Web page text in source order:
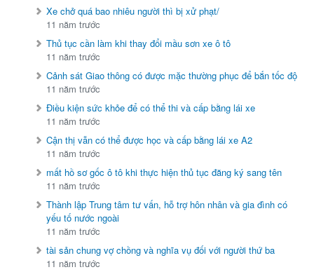
Xe chở quá bao nhiêu người thì bị xử phạt/
11 năm trước
Thủ tục cần làm khi thay đổi mầu sơn xe ô tô
11 năm trước
Cảnh sát Giao thông có được mặc thường phục để bắn tốc độ
11 năm trước
Điều kiện sức khỏe để có thể thi và cấp bằng lái xe
11 năm trước
Cận thị vẫn có thể được học và cấp bằng lái xe A2
11 năm trước
mất hồ sơ gốc ô tô khi thực hiện thủ tục đăng ký sang tên
11 năm trước
Thành lập Trung tâm tư vấn, hỗ trợ hôn nhân và gia đình có
yếu tố nước ngoài
11 năm trước
tài sản chung vợ chồng và nghĩa vụ đối với người thứ ba
11 năm trước